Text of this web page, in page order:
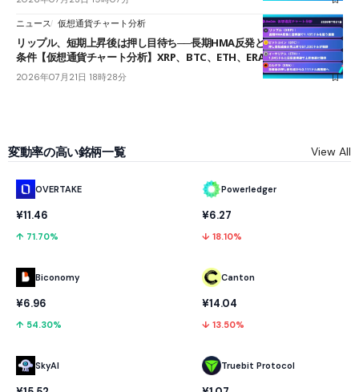
ニュース 仮想通貨チャート分析
リップル、短期上昇後は押し目待ち──長期HMA反発と雲上抜けが買い
条件【仮想通貨チャート分析】XRP、BTC、ETH、ERA
2026年07月21日 18時28分
変動率の高い銘柄一覧 View All
OVERTAKE
¥11.46
↑ 71.70%
Biconomy
¥6.96
↑ 54.30%
SkyAI
Powerledger
¥6.27
↓ 18.10%
Canton
¥14.04
↓ 13.50%
Truebit Protocol